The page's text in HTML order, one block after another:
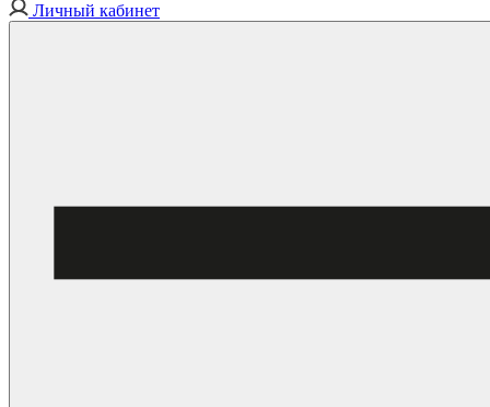
Личный кабинет